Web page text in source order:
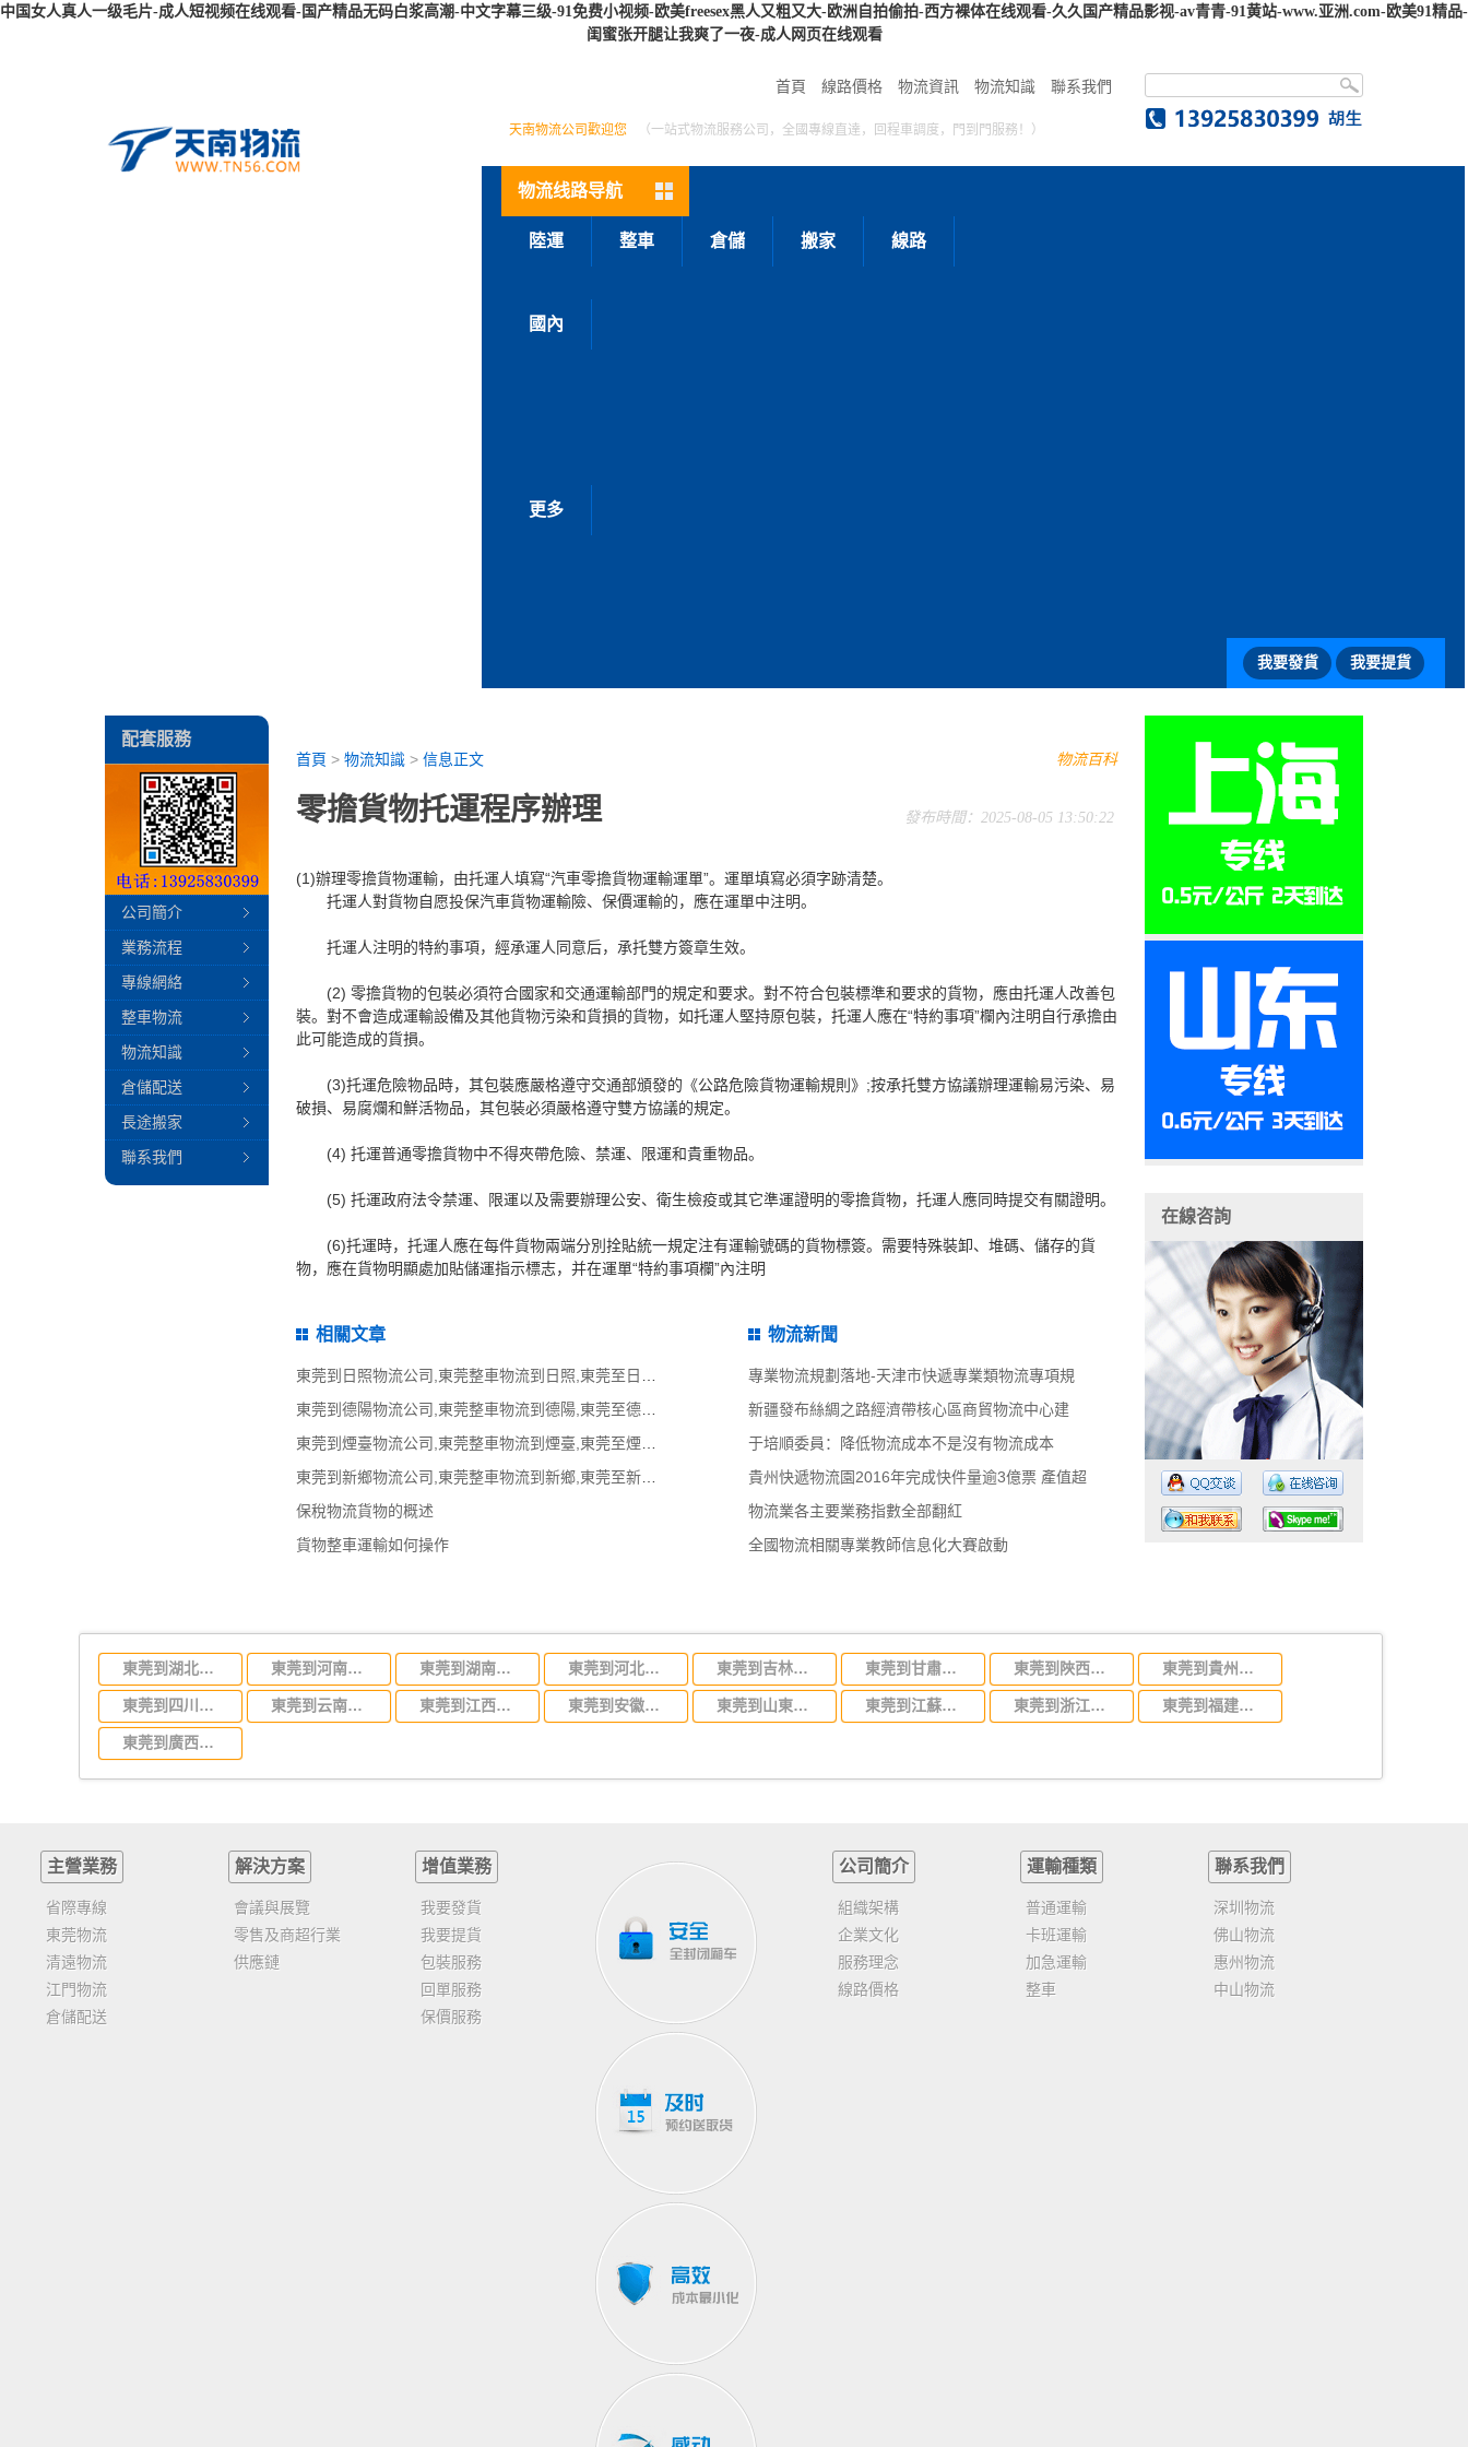
中国女人真人一级毛片-成人短视频在线观看-国产精品无码白浆高潮-中文字幕三级-91免费小视频-欧美freesex黑人又粗又大-欧洲自拍偷拍-西方裸体在线观看-久久国产精品影视-av青青-91黄站-www.亚洲.com-欧美91精品-
闺蜜张开腿让我爽了一夜-成人网页在线观看
首頁 線路價格 物流資訊 物流知識 聯系我們
天南物流公司歡迎您 （一站式物流服務公司，全國專線直達，回程車調度，門到門服務！）
物流线路导航
陸運 整車 倉儲 搬家 線路
國內
更多
我要發貨 我要提貨
物流百科
首頁 > 物流知識 > 信息正文
零擔貨物托運程序辦理 發布時間：2025-08-05 13:50:22
(1)辦理零擔貨物運輸，由托運人填寫“汽車零擔貨物運輸運單”。運單填寫必須字跡清楚。
托運人對貨物自愿投保汽車貨物運輸險、保價運輸的，應在運單中注明。
托運人注明的特約事項，經承運人同意后，承托雙方簽章生效。
(2) 零擔貨物的包裝必須符合國家和交通運輸部門的規定和要求。對不符合包裝標準和要求的貨物，應由托運人改善包
裝。對不會造成運輸設備及其他貨物污染和貨損的貨物，如托運人堅持原包裝，托運人應在“特約事項”欄內注明自行承擔由
此可能造成的貨損。
(3)托運危險物品時，其包裝應嚴格遵守交通部頒發的《公路危險貨物運輸規則》;按承托雙方協議辦理運輸易污染、易
破損、易腐爛和鮮活物品，其包裝必須嚴格遵守雙方協議的規定。
(4) 托運普通零擔貨物中不得夾帶危險、禁運、限運和貴重物品。
(5) 托運政府法令禁運、限運以及需要辦理公安、衛生檢疫或其它準運證明的零擔貨物，托運人應同時提交有關證明。
(6)托運時，托運人應在每件貨物兩端分別拴貼統一規定注有運輸號碼的貨物標簽。需要特殊裝卸、堆碼、儲存的貨
物，應在貨物明顯處加貼儲運指示標志，并在運單“特約事項欄”內注明
相關文章
保稅物流貨物的概述
貨物整車運輸如何操作
物流新聞
專業物流規劃落地-天津市快遞專業類物流專項規
新疆發布絲綢之路經濟帶核心區商貿物流中心建
于培順委員：降低物流成本不是沒有物流成本
貴州快遞物流園2016年完成快件量逾3億票 產值超
物流業各主要業務指數全部翻紅
全國物流相關專業教師信息化大賽啟動
配套服務
公司簡介
業務流程
專線網絡
整車物流
物流知識
倉儲配送
長途搬家
聯系我們
在線咨詢
工作時間：07:30 – – 23:30
業務電話：13925830399
東莞到湖北省物流專線,東莞到湖北省物流公司 東莞到河南省物流專線,東莞到河南省物流公司 東莞到湖南省物流專線,東莞到湖南省物流公司 東莞到河北省物流專線,東莞到河北省物流公司 東莞到吉林省物流運輸,東莞到吉林省物流公司 東莞到甘肅省物流運輸,東莞到甘肅省物流公司 東莞到陜西省物流運輸,東莞到陜西省物流公司 東莞到貴州省物流運輸,東莞到貴州省物流公司
東莞到四川省物流專線,東莞到四川省物流公司 東莞到云南省物流運輸,東莞到云南省物流公司 東莞到江西省物流專線,東莞到江西省物流公司 東莞到安徽省物流專線,東莞到安徽省物流公司 東莞到山東省物流專線,東莞到山東省物流公司 東莞到江蘇物流專線運輸,東莞到江蘇省物流公司 東莞到浙江省物流運輸,東莞到浙江省物流公司 東莞到福建省物流運輸,東莞到福建省物流公司
東莞到廣西物流專線,東莞到廣西物流公司
主營業務
省際專線
東莞物流
清遠物流
江門物流
倉儲配送
解決方案
會議與展覽
零售及商超行業
供應鏈
增值業務
我要發貨
我要提貨
包裝服務
回單服務
保價服務
公司簡介
組織架構
企業文化
服務理念
線路價格
運輸種類
普通運輸
卡班運輸
加急運輸
整車
聯系我們
深圳物流
佛山物流
惠州物流
中山物流